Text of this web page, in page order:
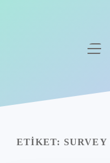
ETIKET: